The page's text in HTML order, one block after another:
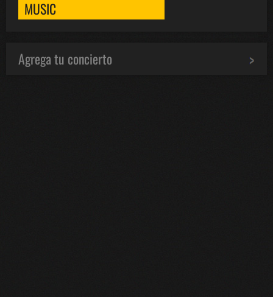
MUSIC
Agrega tu concierto